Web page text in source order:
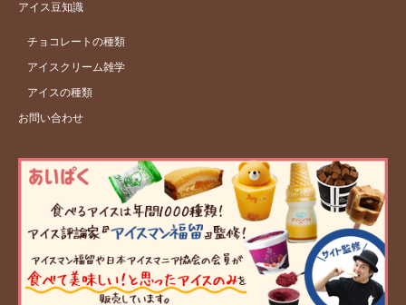
アイス豆知識
チョコレートの種類
アイスクリーム雑学
アイスの種類
お問い合わせ